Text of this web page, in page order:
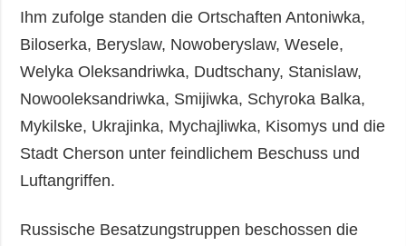
Ihm zufolge standen die Ortschaften Antoniwka,
Biloserka, Beryslaw, Nowoberyslaw, Wesele,
Welyka Oleksandriwka, Dudtschany, Stanislaw,
Nowooleksandriwka, Smijiwka, Schyroka Balka,
Mykilske, Ukrajinka, Mychajliwka, Kisomys und die
Stadt Cherson unter feindlichem Beschuss und
Luftangriffen.
Russische Besatzungstruppen beschossen die